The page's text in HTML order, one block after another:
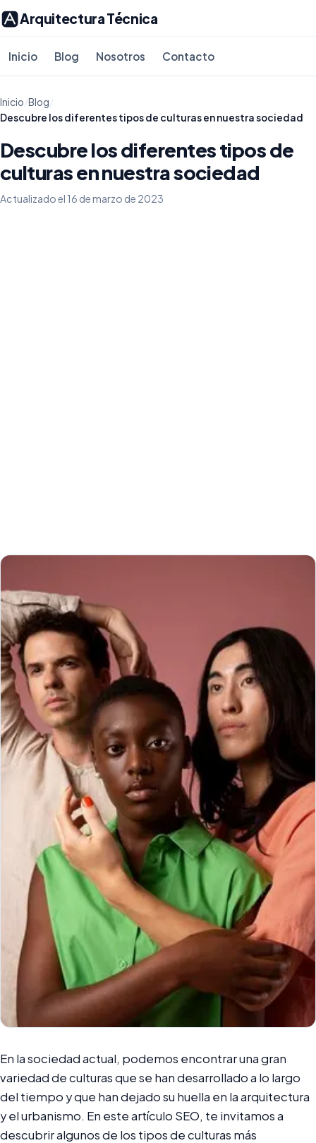
Arquitectura Técnica
Inicio Blog Nosotros Contacto
Inicio/Blog/
Descubre los diferentes tipos de culturas en nuestra sociedad
Descubre los diferentes tipos de
culturas en nuestra sociedad
Actualizado el 16 de marzo de 2023
En la sociedad actual, podemos encontrar una gran
variedad de culturas que se han desarrollado a lo largo
del tiempo y que han dejado su huella en la arquitectura
y el urbanismo. En este artículo SEO, te invitamos a
descubrir algunos de los tipos de culturas más